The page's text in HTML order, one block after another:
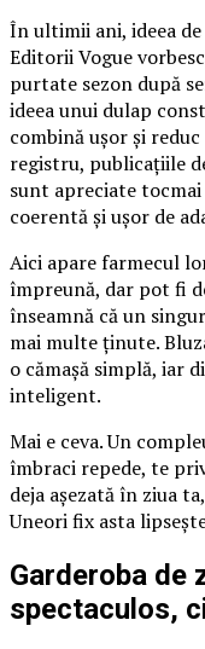
În ultimii ani, ideea
Editorii Vogue
purtate sezon după
ideea unui dulap
combină ușor și
registru, publicațiile
sunt apreciate
coerentă și ușor de
Aici apare farmecul
împreună, dar pot fi
înseamnă că un
mai multe ținute.
o cămașă simplă, iar
inteligent.
Mai e ceva. Un
îmbraci repede, te
deja așezată în ziua
Uneori fix asta
Garderoba de
spectaculos,